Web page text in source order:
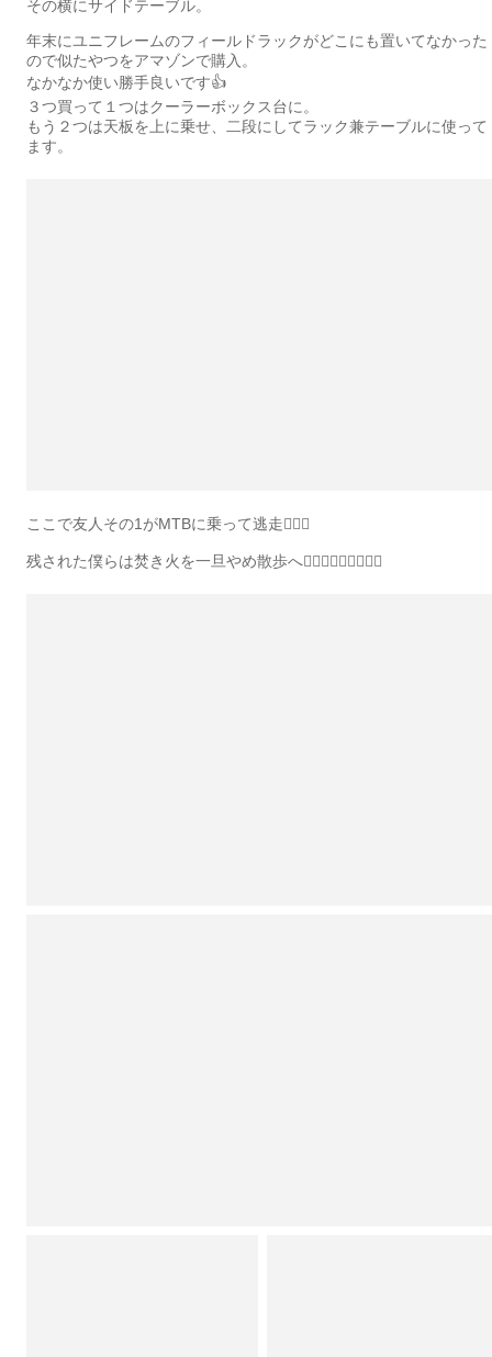
その横にサイドテーブル。
年末にユニフレームのフィールドラックがどこにも置いてなかった
ので似たやつをアマゾンで購入。
なかなか使い勝手良いです👍
３つ買って１つはクーラーボックス台に。
もう２つは天板を上に乗せ、二段にしてラック兼テーブルに使って
ます。
ここで友人その1がMTBに乗って逃走🚴🏻‍♂️
残された僕らは焚き火を一旦やめ散歩へ🚶🏻‍♂️🚶🏼‍♂️🚶🏽‍♂️